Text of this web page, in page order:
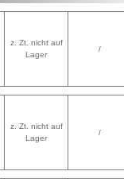
z. Zt. nicht auf
Lager
/
z. Zt. nicht auf
Lager
/